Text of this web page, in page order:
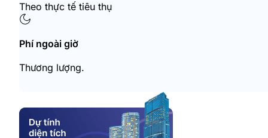
Theo thực tế tiêu thụ
Phí ngoài giờ
Thương lượng.